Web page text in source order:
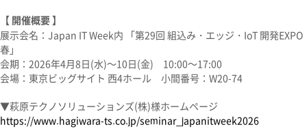
【 開催概要 】
展示会名： Japan IT Week内 「第29回 組込み・エッジ・IoT 開発EXPO
春」
会期：2026年4月8日(水)～10日(金) 10:00～17:00
会場： 東京ビッグサイト 西4ホール 小間番号： W20-74
▼萩原テクノソリューションズ(株)様ホームページ
https://www.hagiwara-ts.co.jp/seminar_japanitweek2026